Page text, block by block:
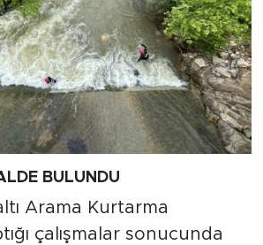
BULUNDU
Arama Kurtarma
çalışmalar sonucunda